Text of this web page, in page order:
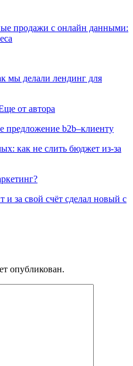
продажи с онлайн данными:
мы делали лендинг для
от автора
предложение b2b–клиенту
как не слить бюджет из-за
и за свой счёт сделал новый с
опубликован.